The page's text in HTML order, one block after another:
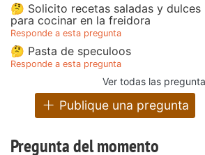
🤔 Solicito recetas saladas y dulces
para cocinar en la freidora
Responde a esta pregunta
🤔 Pasta de speculoos
Responde a esta pregunta
Ver todas las
Publique una pregunta
Pregunta del momento